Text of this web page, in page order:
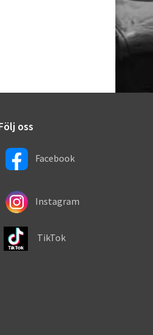
oss
Facebook
Instagram
TikTok